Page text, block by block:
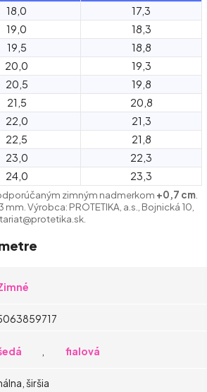
18,0
17,3
19,0
18,3
19,5
18,8
20,0
19,3
20,5
19,8
21,5
20,8
22,0
21,3
22,5
21,8
23,0
22,3
24,0 23,3
zimným nadmerkom +0,7 cm
Výrobca: PROTETIKA, a.s., Bojnická 10,
fialová
širšia